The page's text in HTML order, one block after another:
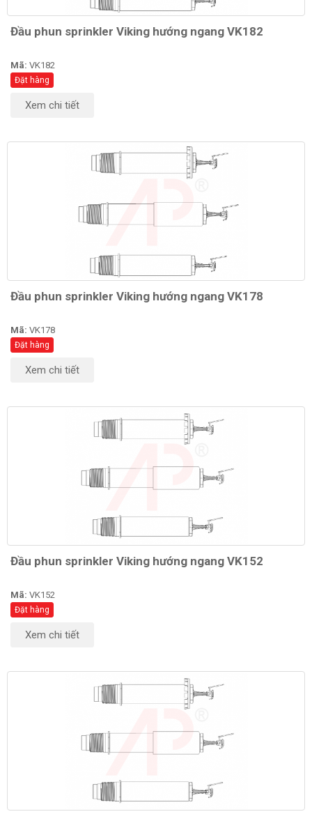
Đầu phun sprinkler Viking hướng ngang VK182
Mã: VK182
Đặt hàng
Xem chi tiết
Đầu phun sprinkler Viking hướng ngang VK178
Mã: VK178
Đặt hàng
Xem chi tiết
Đầu phun sprinkler Viking hướng ngang VK152
Mã: VK152
Đặt hàng
Xem chi tiết